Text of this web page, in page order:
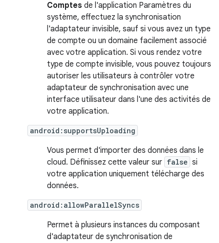
Comptes de l'application Paramètres du
système, effectuez la synchronisation
l'adaptateur invisible, sauf si vous avez un type
de compte ou un domaine facilement associé
avec votre application. Si vous rendez votre
type de compte invisible, vous pouvez toujours
autoriser les utilisateurs à contrôler votre
adaptateur de synchronisation avec une
interface utilisateur dans l'une des activités de
votre application.
android:supportsUploading
Vous permet d'importer des données dans le
cloud. Définissez cette valeur sur false si
votre application uniquement télécharge des
données.
android:allowParallelSyncs
Permet à plusieurs instances du composant
d'adaptateur de synchronisation de